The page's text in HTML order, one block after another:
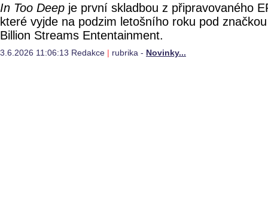
In Too Deep je první skladbou z připravovaného
které vyjde na podzim letošního roku pod značkou
Billion Streams Ententainment.
3.6.2026 11:06:13 Redakce | rubrika - Novinky...